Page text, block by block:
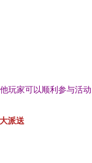
家可以顺利参与活动
派送